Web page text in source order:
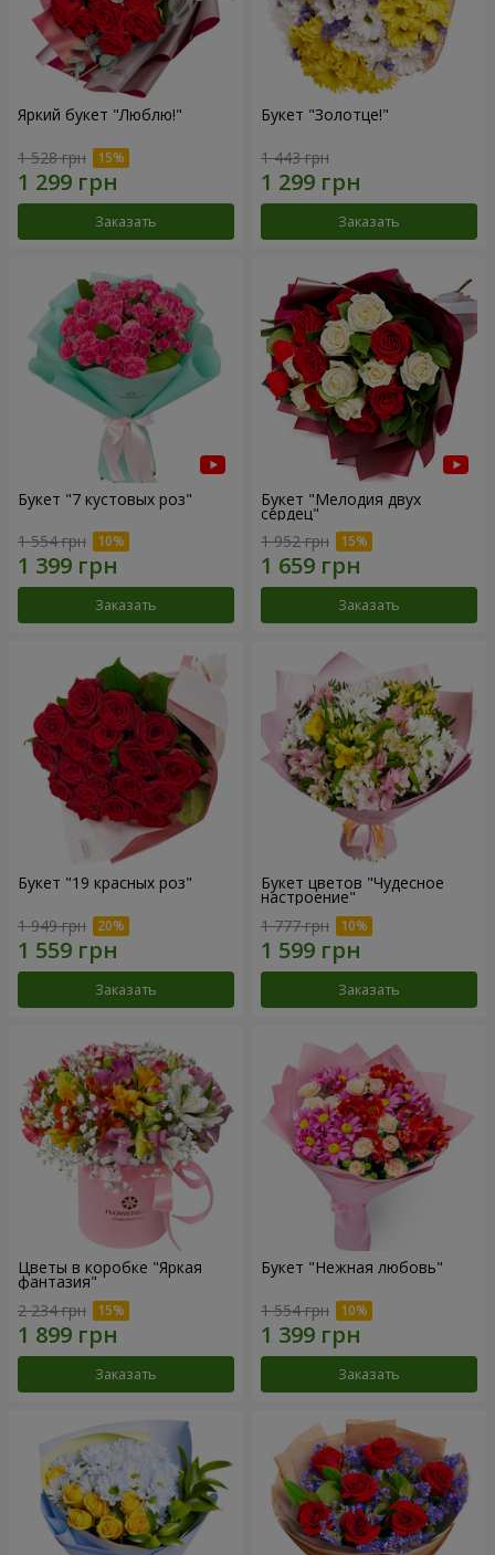
Яркий букет "Люблю!"
1 528 грн
Заказать
Букет "Золотце!"
1 443 грн
Заказать
Букет "7 кустовых роз"
1 554 грн
Заказать
Букет "Мелодия двух
сердец"
1 952 грн
Заказать
Букет "19 красных роз"
1 949 грн
Заказать
Букет цветов "Чудесное
настроение"
1 777 грн
Заказать
Цветы в коробке "Яркая
фантазия"
2 234 грн
Заказать
Букет "Нежная любовь"
1 554 грн
Заказать